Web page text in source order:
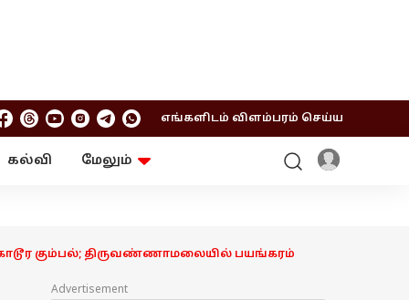
எங்களிடம் விளம்பரம் செய்ய
கல்வி
மேலும்
கும்பல்; திருவண்ணாமலையில் பயங்கரம்
Advertisement